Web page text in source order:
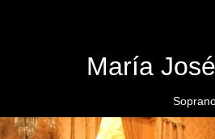
María